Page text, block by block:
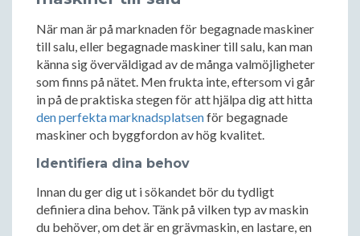
När man är på marknaden för begagnade maskiner
till salu, eller begagnade maskiner till salu, kan man
känna sig överväldigad av de många valmöjligheter
som finns på nätet. Men frukta inte, eftersom vi går
in på de praktiska stegen för att hjälpa dig att hitta
den perfekta marknadsplatsenför begagnade
maskiner och byggfordon av hög kvalitet.
Identifiera dina behov
Innan du ger dig ut i sökandet bör du tydligt
definiera dina behov. Tänk på vilken typ av maskin
du behöver, om det är en grävmaskin, en lastare, en